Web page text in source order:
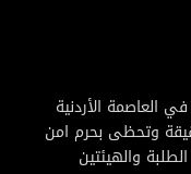
الشرق الأوسط عام 2005 م في العاصمة الأردنية
عن مركز المدينة ما يقرب 15 دقيقة وتحظى بحرم امن
والهيئتين